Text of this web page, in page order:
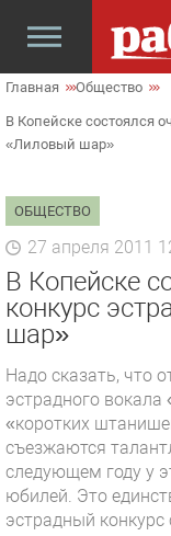
Главная Общество
В Копейске состоялся
«Лиловый шар»
ОБЩЕСТВО
27 апреля 2011
В Копейске
конкурс
шар»
Надо сказать, что
эстрадного
«коротких
съезжаются
следующем году у
юбилей. Это
эстрадный конкурс